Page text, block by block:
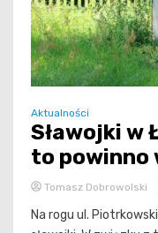
Aktualności
Sławojki w
to powinno
Tomasz Dobrowolski
Na rogu ul.